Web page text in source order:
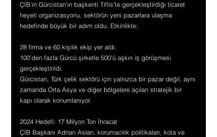
ÇİB’in Gürcistan’ın başkenti Tiflis’te gerçekleştirdiği ticaret
heyeti organizasyonu, sektörün yeni pazarlara ulaşma
hedefinde büyük bir adım oldu. Etkinlikte:
28 firma ve 60 kişilik ekip yer aldı.
100’den fazla Gürcü şirketle 500’ü aşkın iş görüşmesi
gerçekleştirildi.
Gürcistan, Türk çelik sektörü için yalnızca bir pazar değil, aynı
zamanda Orta Asya ve diğer bölgelere açılan stratejik bir
kapı olarak konumlanıyor.
2024 Hedefi: 17 Milyon Ton İhracat
ÇİB Başkanı Adnan Aslan, korumacılık politikaları, kota ve